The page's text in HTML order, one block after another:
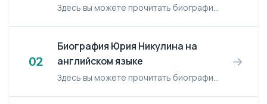
Здесь вы можете прочитать биографию Юрия Шевчука на английском языке. Yuri Shevchuk (born 16.05.1957) - Russian singer. Yuri Shevchuk, born 16 May 1957, is a Russian singer/songwriter who leads...
02
Биография Юрия Никулина на
английском языке
Здесь вы можете прочитать биографию Юрия Никулина на английском языке. Yuri Nikulin (18.12.1921 - 21.08.1997) - Russian clown and actor. Nikulin was born just after the end of the Russian civ...
→